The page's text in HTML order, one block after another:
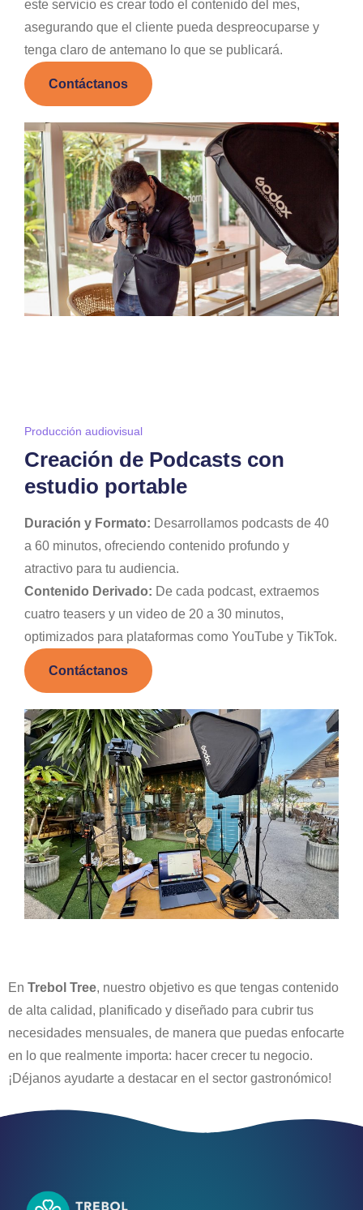
este servicio es crear todo el contenido del mes,
asegurando que el cliente pueda despreocuparse y
tenga claro de antemano lo que se publicará.
Contáctanos
Producción audiovisual
Creación de Podcasts con
estudio portable
Duración y Formato: Desarrollamos podcasts de 40
a 60 minutos, ofreciendo contenido profundo y
atractivo para tu audiencia.
Contenido Derivado: De cada podcast, extraemos
cuatro teasers y un video de 20 a 30 minutos,
optimizados para plataformas como YouTube y TikTok.
Contáctanos
En Trebol Tree, nuestro objetivo es que tengas contenido
de alta calidad, planificado y diseñado para cubrir tus
necesidades mensuales, de manera que puedas enfocarte
en lo que realmente importa: hacer crecer tu negocio.
¡Déjanos ayudarte a destacar en el sector gastronómico!